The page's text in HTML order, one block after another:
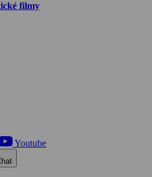
filmy
Youtube